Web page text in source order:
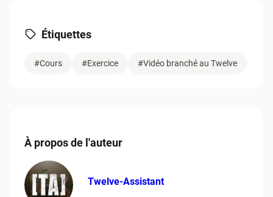
Étiquettes
#Cours #Exercice #Vidéo branché au Twelve
À propos de l'auteur
Twelve-Assistant